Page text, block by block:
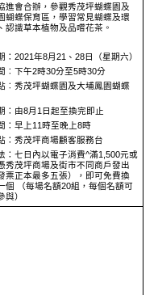
進會合辦，參觀秀茂坪蝴蝶園及
蝴蝶保育區，學習常見蝴蝶及環
認識草本植物及品嚐花茶。
：2021年8月21、28日（星期六）
︰下午2時30分至5時30分
︰秀茂坪蝴蝶園及大埔鳳園蝴蝶
：由8月1日起至換完即止
：早上11時至晚上8時
：秀茂坪商場顧客服務台
：七日內以電子消費^滿1,500元或
秀茂坪商場及街市不同商戶發出
票正本最多五張），即可免費換
個 （每場名額20組，每個名額可
與）